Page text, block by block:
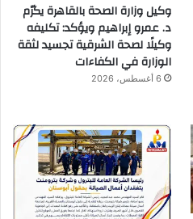
وكيل وزارة الصحة بالقاهرة يكرّم
د. عمرو إبراهيم ويؤكد: تكليفه
وكيلًا لصحة الشرقية تجسيد لثقة
الوزارة في الكفاءات
6 أغسطس، 2026